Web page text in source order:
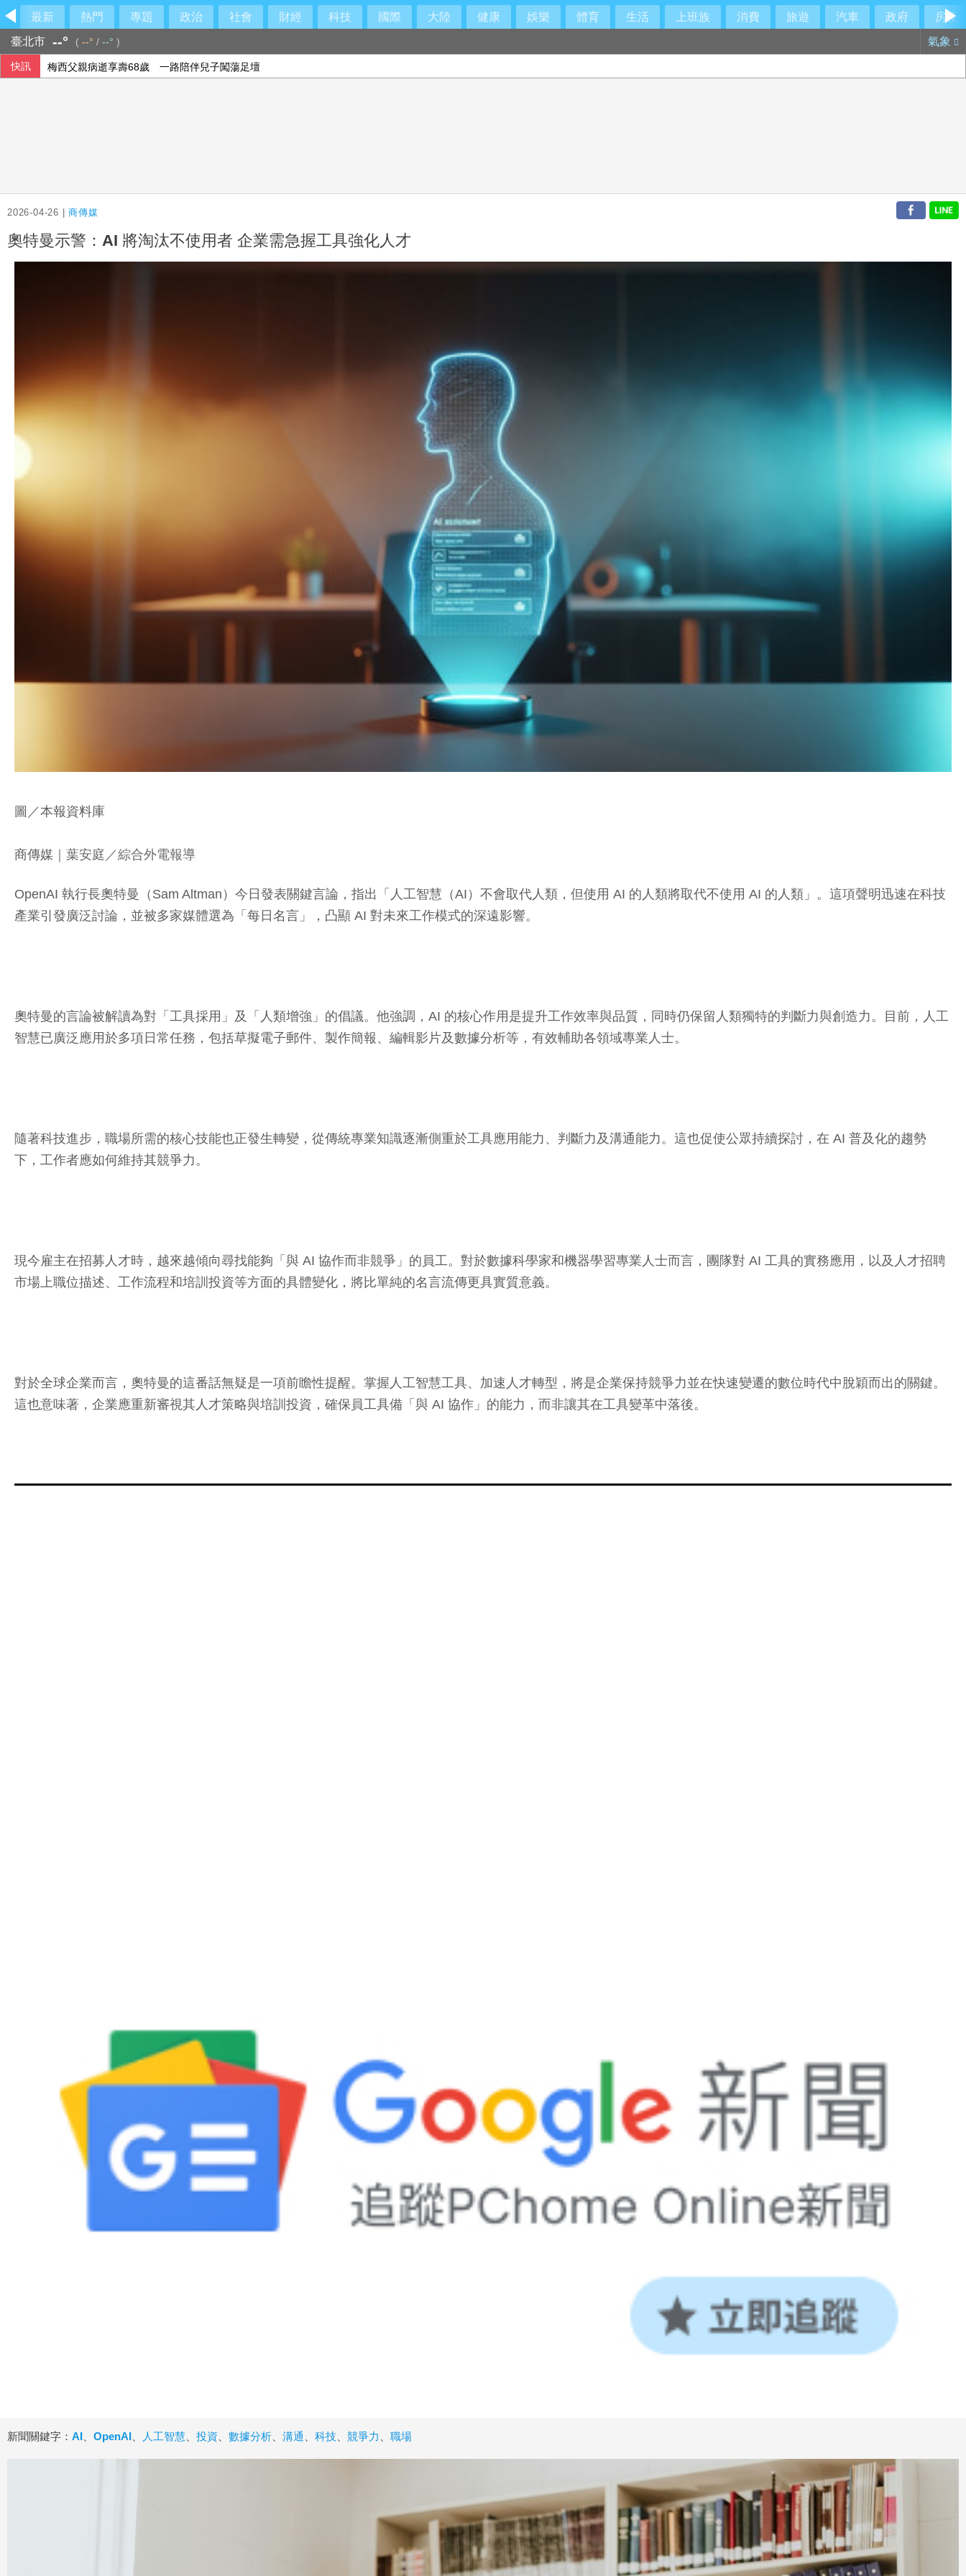
最新 熱門 專題 政治 社會 財經 科技 國際 大陸 健康 娛樂 體育 生活 上班族 消費 旅遊 汽車 政府
房產
臺北市 --° ( --° / --° ) 氣象
快訊 梅西父親病逝享壽68歲 一路陪伴兒子闖蕩足壇
2026-04-26 |商傳媒
奧特曼示警：AI 將淘汰不使用者 企業需急握工具強化人才
圖／本報資料庫
商傳媒 ｜葉安庭／綜合外電報導
OpenAI 執行長奧特曼（Sam Altman）今日發表關鍵言論，指出「人工智慧（AI）不會取代人類，但使用 AI 的人類將取代不使用 AI 的人類」。這項聲明迅速在科技
產業引發廣泛討論，並被多家媒體選為「每日名言」，凸顯 AI 對未來工作模式的深遠影響。
奧特曼的言論被解讀為對「工具採用」及「人類增強」的倡議。他強調，AI 的核心作用是提升工作效率與品質，同時仍保留人類獨特的判斷力與創造力。目前，人工
智慧已廣泛應用於多項日常任務，包括草擬電子郵件、製作簡報、編輯影片及數據分析等，有效輔助各領域專業人士。
隨著科技進步，職場所需的核心技能也正發生轉變，從傳統專業知識逐漸側重於工具應用能力、判斷力及溝通能力。這也促使公眾持續探討，在 AI 普及化的趨勢
下，工作者應如何維持其競爭力。
現今雇主在招募人才時，越來越傾向尋找能夠「與 AI 協作而非競爭」的員工。對於數據科學家和機器學習專業人士而言，團隊對 AI 工具的實務應用，以及人才招聘
市場上職位描述、工作流程和培訓投資等方面的具體變化，將比單純的名言流傳更具實質意義。
對於全球企業而言，奧特曼的這番話無疑是一項前瞻性提醒。掌握人工智慧工具、加速人才轉型，將是企業保持競爭力並在快速變遷的數位時代中脫穎而出的關鍵。
這也意味著，企業應重新審視其人才策略與培訓投資，確保員工具備「與 AI 協作」的能力，而非讓其在工具變革中落後。
新聞關鍵字： AI OpenAI 人工智慧 投資 數據分析 溝通 科技 競爭力 職場